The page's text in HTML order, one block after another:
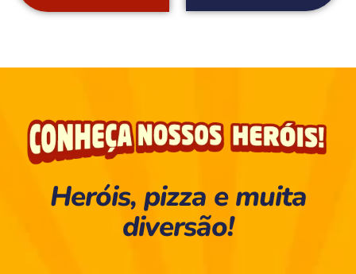
Heróis, pizza e muita
diversão!